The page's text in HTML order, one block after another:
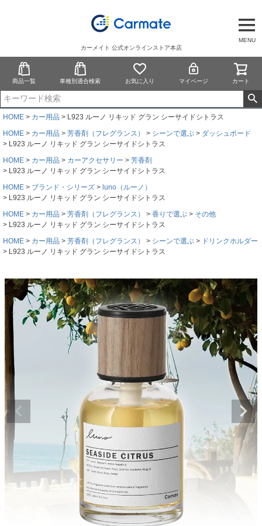
MENU
カーメイト 公式オンラインストア本店
商品一覧 車種別適合検索 お気に入り マイページ カート
HOME カー用品
L923 ルーノ リキッド グラン シーサイドシトラス
HOME
カー用品 芳香剤（フレグランス） シーンで選ぶ
ダッシュボード
L923 ルーノ リキッド グラン シーサイドシトラス
HOME
カー用品 カーアクセサリー
芳香剤
L923 ルーノ リキッド グラン シーサイドシトラス
HOME
ブランド・シリーズ
luno（ルーノ）
L923 ルーノ リキッド グラン シーサイドシトラス
HOME
カー用品 芳香剤（フレグランス） 香りで選ぶ
その他
L923 ルーノ リキッド グラン シーサイドシトラス
HOME
カー用品 芳香剤（フレグランス） シーンで選ぶ
ドリンクホルダー
L923 ルーノ リキッド グラン シーサイドシトラス